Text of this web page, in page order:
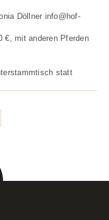
Döllner info@hof-
€, mit anderen Pferden
statt